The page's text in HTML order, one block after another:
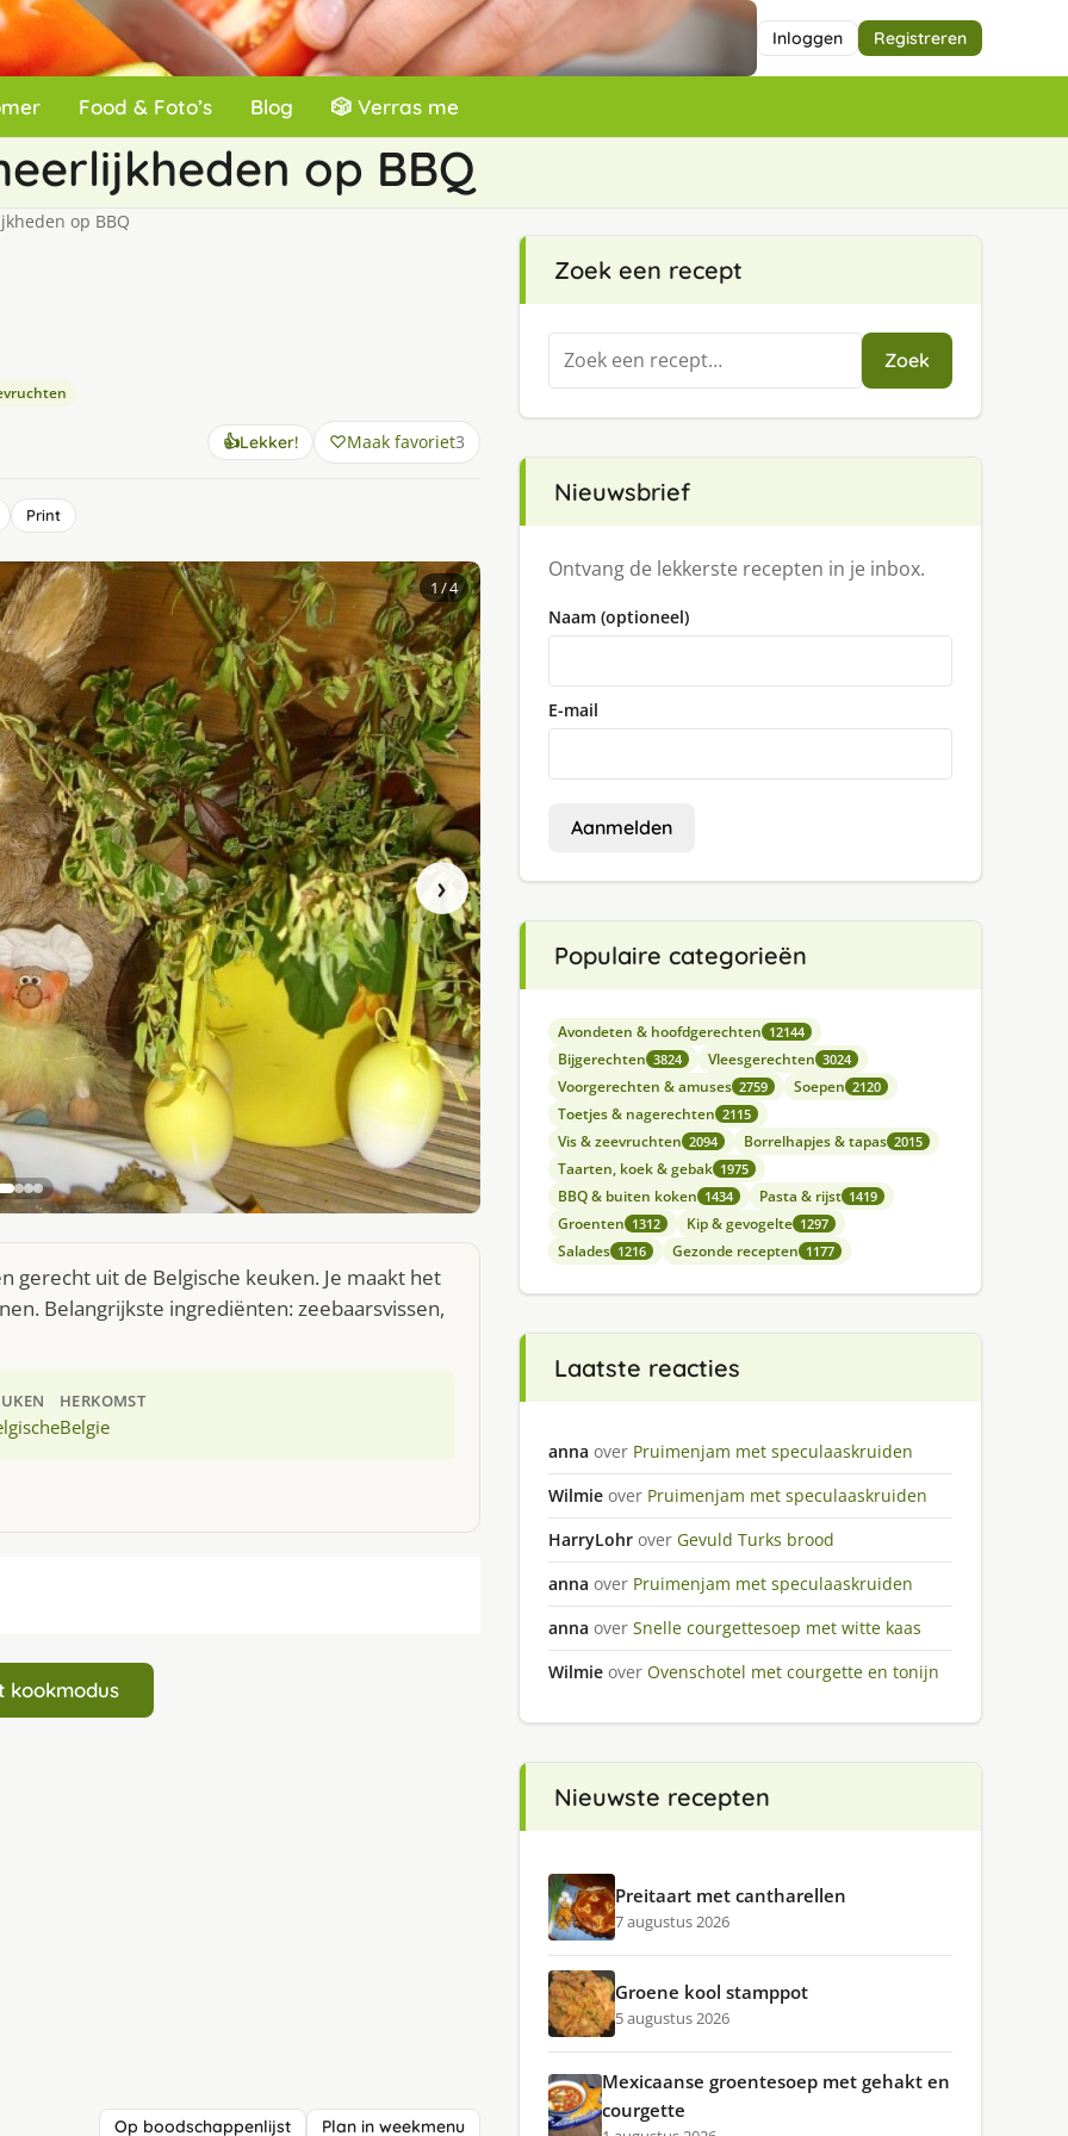
Inloggen Registreren
Food & Foto’s Blog 🎲 Verras me
op BBQ
op BBQ
👍Lekker! Maak favoriet3
Print
›
1 / 4
gerecht uit de Belgische keuken. Je maakt het
Belangrijkste ingrediënten: zeebaarsvissen,
HERKOMST
Belgie
kookmodus
Op boodschappenlijst Plan in weekmenu
Zoek een recept
Zoeken
naar:
Zoek
Nieuwsbrief
Ontvang de lekkerste recepten in je inbox.
Naam (optioneel)
E-mail
Aanmelden
Populaire categorieën
Avondeten & hoofdgerechten 12144
Bijgerechten 3824 Vleesgerechten 3024
Voorgerechten & amuses 2759 Soepen 2120
Toetjes & nagerechten 2115
Vis & zeevruchten 2094 Borrelhapjes & tapas 2015
Taarten, koek & gebak 1975
BBQ & buiten koken 1434 Pasta & rijst 1419
Groenten 1312 Kip & gevogelte 1297
Salades 1216 Gezonde recepten 1177
Laatste reacties
anna over Pruimenjam met speculaaskruiden
Wilmie over Pruimenjam met speculaaskruiden
HarryLohr over Gevuld Turks brood
anna over Pruimenjam met speculaaskruiden
anna over Snelle courgettesoep met witte kaas
Wilmie over Ovenschotel met courgette en tonijn
Nieuwste recepten
Preitaart met cantharellen
7 augustus 2026
Groene kool stamppot
5 augustus 2026
Mexicaanse groentesoep met gehakt en
courgette